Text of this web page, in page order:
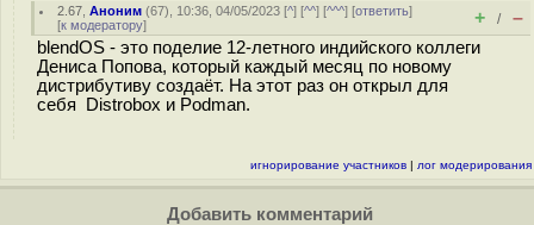
2.67 ,Аноним (67), 10:36, 04/05/2023 [^] [^^] [^^^] [ответить]
[к модератору] + / –
blendOS - это поделие 12-летного индийского коллеги
Дениса Попова, который каждый месяц по новому
дистрибутиву создаёт. На этот раз он открыл для
себя Distrobox и Podman.
игнорирование участников | лог модерирования
Добавить комментарий